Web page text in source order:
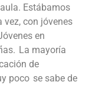
Estábamos
vez, con jóvenes
en
La mayoría
de
poco se sabe de